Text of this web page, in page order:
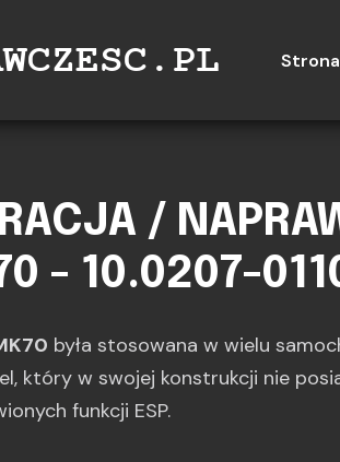
/
- 10.0207-
była stosowana w wielu
który w swojej konstrukcji nie
funkcji ESP.